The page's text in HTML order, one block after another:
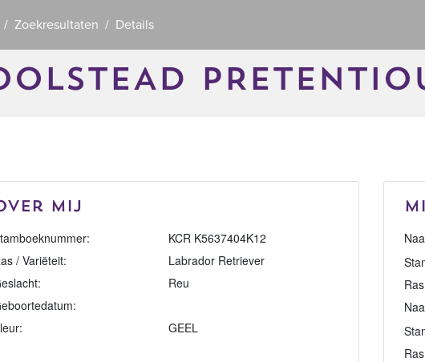
Zoekresultaten Details
mij
KCR K5637404K12
/ Variëteit:
Labrador Retriever
Reu
GEEL